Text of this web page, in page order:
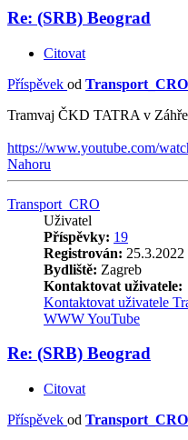
Re: (SRB) Beograd
Citovat
Příspěvek od Transport_CRO
Tramvaj ČKD TATRA v
https://www.youtube.com/
Nahoru
Transport_CRO
Uživatel
Příspěvky: 19
Registrován: 25.3.2022
Bydliště: Zagreb
Kontaktovat uživatele:
Kontaktovat uživatele
WWWYouTube
Re: (SRB) Beograd
Citovat
Příspěvek od Transport_CRO